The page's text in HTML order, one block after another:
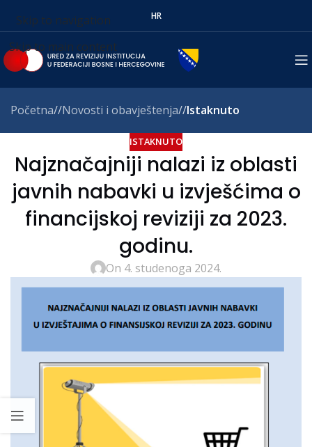
Skip to navigation
Skip to main content
HR
Početna/ Novosti i obavještenja/ Istaknuto
ISTAKNUTO
Najznačajniji nalazi iz oblasti
javnih nabavki u izvješćima o
financijskoj reviziji za 2023.
godinu.
On 4. studenoga 2024.